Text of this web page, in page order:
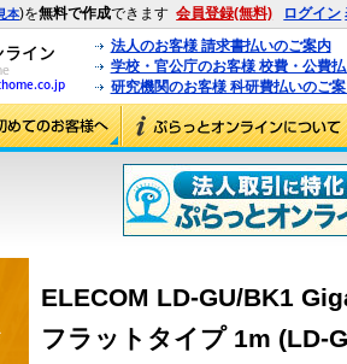
本)を無料で作成できます 会員登録(無料) ログイン
法人のお客様 請求書払いのご案内
学校・官公庁のお客様 校費・公費
研究機関のお客様 科研費払いのご
ELECOM LD-GU/BK1
フラットタイプ 1m (LD-